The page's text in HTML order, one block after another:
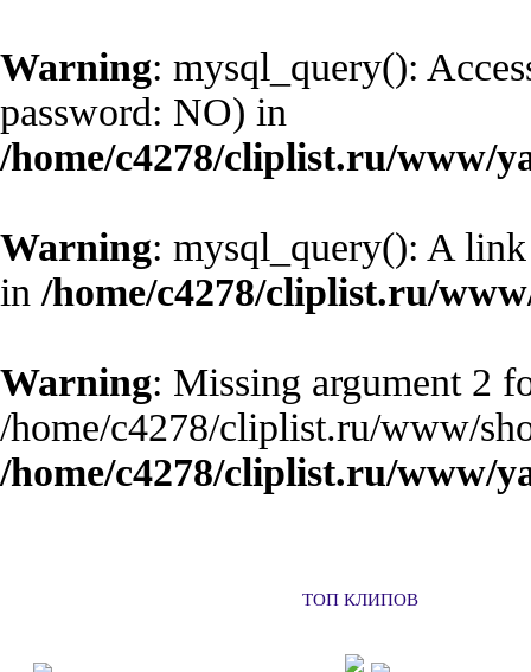
Warning: mysql_query():
password: NO) in
/home/c4278/cliplist.ru/www/
Warning: mysql_query(): A
in /home/c4278/cliplist.ru/
Warning: Missing argument 2
/home/c4278/cliplist.ru/www/
/home/c4278/cliplist.ru/www/
ТОП КЛИПОВ